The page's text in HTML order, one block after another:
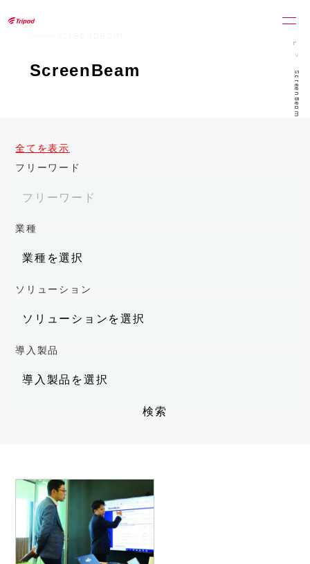
ScreenBeam ScreenBeam
全てを表示
フリーワード
業種
ソリューション
導入製品